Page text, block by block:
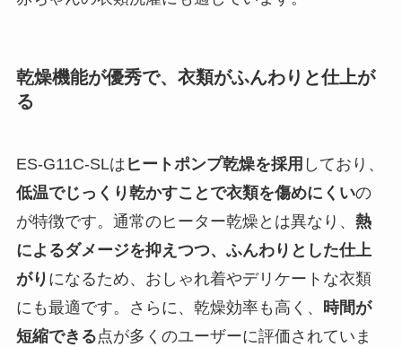
乾燥機能が優秀で、衣類がふんわりと仕上が
る
ES-G11C-SLは ヒートポンプ乾燥を採用 しており、
低温でじっくり乾かすことで衣類を傷めにくいの
が特徴です。通常のヒーター乾燥とは異なり、 熱
によるダメージを抑えつつ、ふんわりとした仕上
がり になるため、おしゃれ着やデリケートな衣類
にも最適です。さらに、乾燥効率も高く、
時間が
短縮できる点が多くのユーザーに評価されていま